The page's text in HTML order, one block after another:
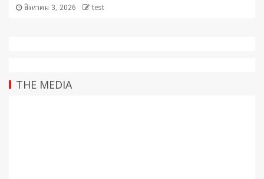
สิงหาคม 3, 2026 test
THE MEDIA